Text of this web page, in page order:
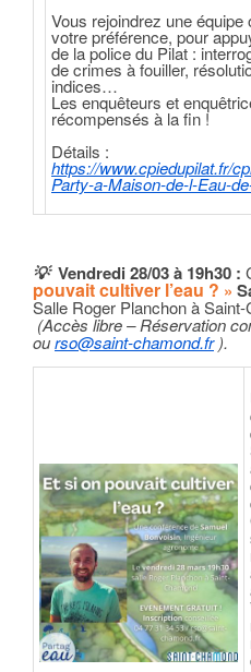
Vous rejoindrez une
votre préférence, pour
de la police du Pilat :
de crimes à fouiller,
indices…
Les enquêteurs et
récompensés à la fin !
Détails :
https://www.cpiedupilat.fr/
Party-a-Maison-de-l-Eau-
💡Vendredi 28/03à 19h30 :
pouvait cultiver l’eau ? »
Salle Roger Planchon à Saint-
(Accès libre – Réservation
ourso@saint-chamond.fr).